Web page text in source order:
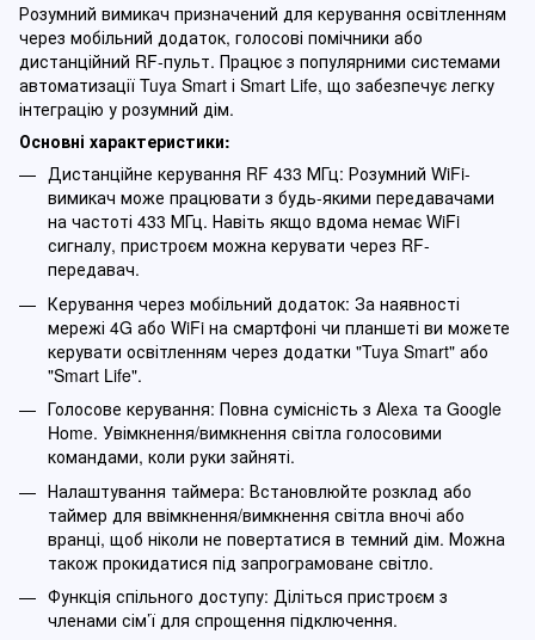
Розумний вимикач призначений для керування освітленням
через мобільний додаток, голосові помічники або
дистанційний RF-пульт. Працює з популярними системами
автоматизації Tuya Smart і Smart Life, що забезпечує легку
інтеграцію у розумний дім.
Основні характеристики:
Дистанційне керування RF 433 МГц: Розумний WiFi-
вимикач може працювати з будь-якими передавачами
на частоті 433 МГц. Навіть якщо вдома немає WiFi
сигналу, пристроєм можна керувати через RF-
передавач.
Керування через мобільний додаток: За наявності
мережі 4G або WiFi на смартфоні чи планшеті ви можете
керувати освітленням через додатки "Tuya Smart" або
"Smart Life".
Голосове керування: Повна сумісність з Alexa та Google
Home. Увімкнення/вимкнення світла голосовими
командами, коли руки зайняті.
Налаштування таймера: Встановлюйте розклад або
таймер для ввімкнення/вимкнення світла вночі або
вранці, щоб ніколи не повертатися в темний дім. Можна
також прокидатися під запрограмоване світло.
Функція спільного доступу: Діліться пристроєм з
членами сім’ї для спрощення підключення.